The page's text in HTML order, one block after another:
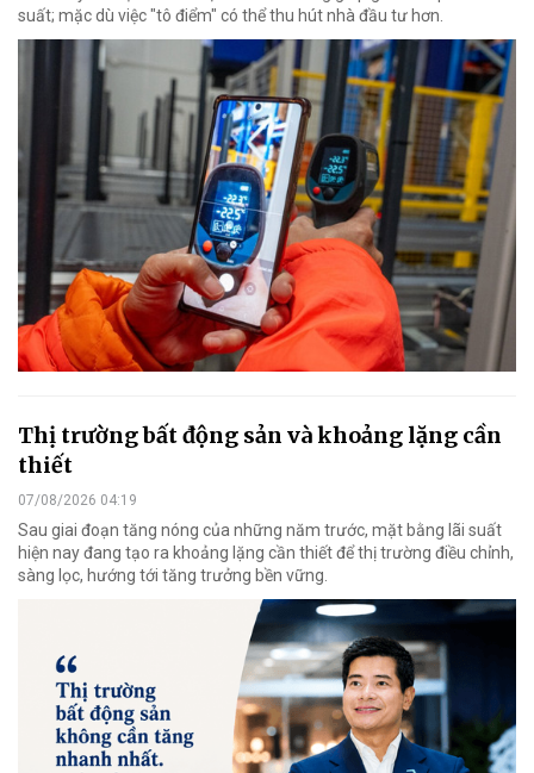
suất; mặc dù việc "tô điểm" có thể thu hút nhà đầu tư hơn.
Thị trường bất động sản và khoảng lặng cần
thiết
07/08/2026 04:19
Sau giai đoạn tăng nóng của những năm trước, mặt bằng lãi suất
hiện nay đang tạo ra khoảng lặng cần thiết để thị trường điều chỉnh,
sàng lọc, hướng tới tăng trưởng bền vững.